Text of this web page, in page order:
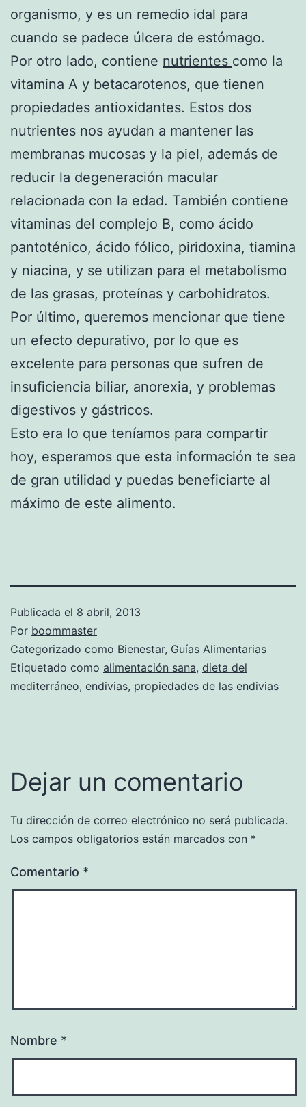
organismo, y es un remedio idal para
cuando se padece úlcera de estómago.
Por otro lado, contiene nutrientes como la
vitamina A y betacarotenos, que tienen
propiedades antioxidantes. Estos dos
nutrientes nos ayudan a mantener las
membranas mucosas y la piel, además de
reducir la degeneración macular
relacionada con la edad. También contiene
vitaminas del complejo B, como ácido
pantoténico, ácido fólico, piridoxina, tiamina
y niacina, y se utilizan para el metabolismo
de las grasas, proteínas y carbohidratos.
Por último, queremos mencionar que tiene
un efecto depurativo, por lo que es
excelente para personas que sufren de
insuficiencia biliar, anorexia, y problemas
digestivos y gástricos.
Esto era lo que teníamos para compartir
hoy, esperamos que esta información te sea
de gran utilidad y puedas beneficiarte al
máximo de este alimento.
Publicada el 8 abril, 2013
Por boommaster
Categorizado como Bienestar, Guías Alimentarias
Etiquetado como alimentación sana, dieta del
mediterráneo, endivias, propiedades de las endivias
Dejar un comentario
Tu dirección de correo electrónico no será publicada.
Los campos obligatorios están marcados con *
Comentario *
Nombre *